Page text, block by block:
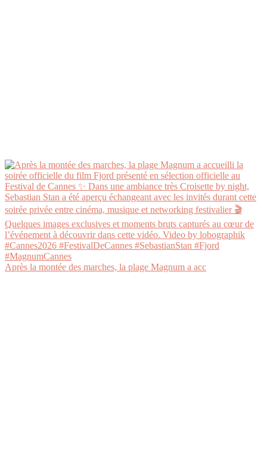
Après la montée des marches, la plage Magnum a acc